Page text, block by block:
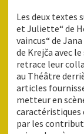
Les deux textes
et Juliette“ de
vaincus“ de
de Krejča avec
retrace leur
au Théâtre
articles
metteur en
caractéristiques
par les